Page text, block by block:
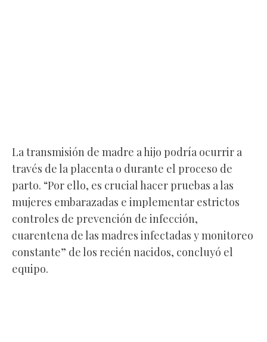
La transmisión de madre a hijo podría ocurrir a
través de la placenta o durante el proceso de
parto. “Por ello, es crucial hacer pruebas a las
mujeres embarazadas e implementar estrictos
controles de prevención de infección,
cuarentena de las madres infectadas y monitoreo
constante” de los recién nacidos, concluyó el
equipo.